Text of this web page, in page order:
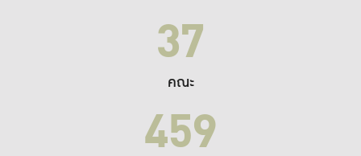
37
คณะ
459